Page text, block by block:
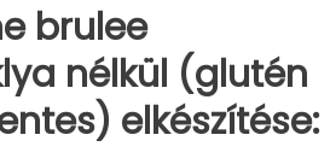
brulee
nélkül (glutén
elkészítése: